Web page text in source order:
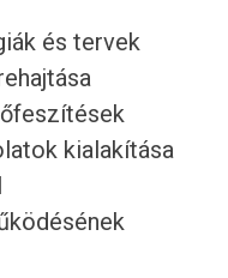
és tervek
kialakítása